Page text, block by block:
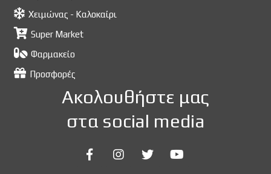
Χειμώνας - Καλοκαίρι
Super Market
Φαρμακείο
Προσφορές
Ακολουθήστε μας
στα social media